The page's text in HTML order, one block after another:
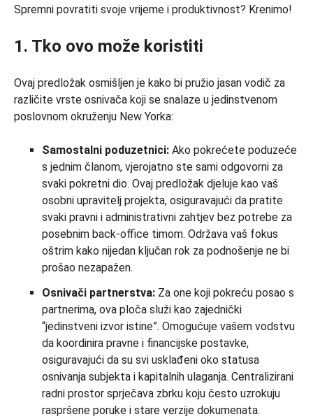
Spremni povratiti svoje vrijeme i produktivnost? Krenimo!
1. Tko ovo može koristiti
Ovaj predložak osmišljen je kako bi pružio jasan vodič za
različite vrste osnivača koji se snalaze u jedinstvenom
poslovnom okruženju New Yorka:
Samostalni poduzetnici: Ako pokrećete poduzeće
s jednim članom, vjerojatno ste sami odgovorni za
svaki pokretni dio. Ovaj predložak djeluje kao vaš
osobni upravitelj projekta, osiguravajući da pratite
svaki pravni i administrativni zahtjev bez potrebe za
posebnim back-office timom. Održava vaš fokus
oštrim kako nijedan ključan rok za podnošenje ne bi
prošao nezapažen.
Osnivači partnerstva: Za one koji pokreću posao s
partnerima, ova ploča služi kao zajednički
“jedinstveni izvor istine”. Omogućuje vašem vodstvu
da koordinira pravne i financijske postavke,
osiguravajući da su svi usklađeni oko statusa
osnivanja subjekta i kapitalnih ulaganja. Centralizirani
radni prostor sprječava zbrku koju često uzrokuju
raspršene poruke i stare verzije dokumenata.